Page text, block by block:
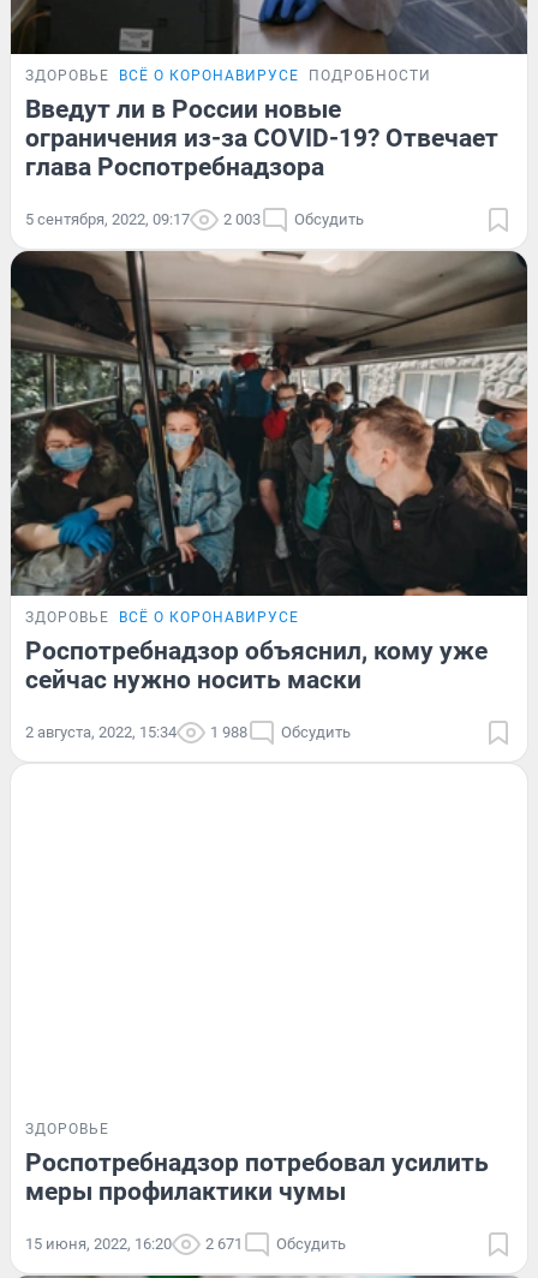
ЗДОРОВЬЕ ВСЁ О КОРОНАВИРУСЕ ПОДРОБНОСТИ
Введут ли в России новые
ограничения из-за COVID-19? Отвечает
глава Роспотребнадзора
5 сентября, 2022, 09:17 2 003 Обсудить
ЗДОРОВЬЕ ВСЁ О КОРОНАВИРУСЕ
Роспотребнадзор объяснил, кому уже
сейчас нужно носить маски
2 августа, 2022, 15:34 1 988 Обсудить
ЗДОРОВЬЕ
Роспотребнадзор потребовал усилить
меры профилактики чумы
15 июня, 2022, 16:20 2 671 Обсудить